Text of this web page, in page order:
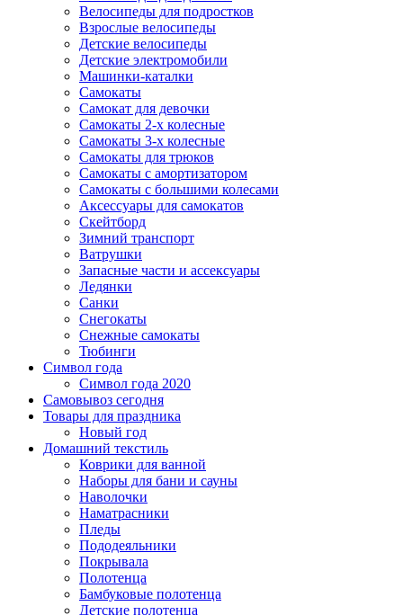
Велосипеды для подростков
Взрослые велосипеды
Детские велосипеды
Детские электромобили
Машинки-каталки
Самокаты
Самокат для девочки
Самокаты 2-х колесные
Самокаты 3-х колесные
Самокаты для трюков
Самокаты с амортизатором
Самокаты с большими колесами
Аксессуары для самокатов
Скейтборд
Зимний транспорт
Ватрушки
Запасные части и ассексуары
Ледянки
Санки
Снегокаты
Снежные самокаты
Тюбинги
Символ года
Символ года 2020
Самовывоз сегодня
Товары для праздника
Новый год
Домашний текстиль
Коврики для ванной
Наборы для бани и сауны
Наволочки
Наматрасники
Пледы
Пододеяльники
Покрывала
Полотенца
Бамбуковые полотенца
Детские полотенца